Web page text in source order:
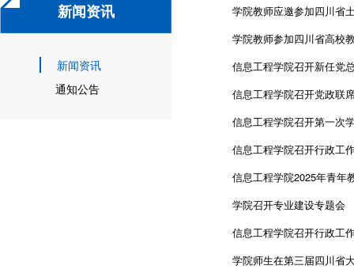
新闻资讯
新闻资讯
通知公告
学院教师应邀参加四川省
学院教师参加四川省高校
信息工程学院召开新任党
信息工程学院召开党政联
信息工程学院召开第一次
信息工程学院召开行政工
信息工程学院2025年青年
学院召开专业建设专题会
信息工程学院召开行政工
学院师生在第三届四川省